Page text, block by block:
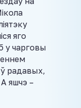
яго
у чарговы
радавых,
яшчэ –